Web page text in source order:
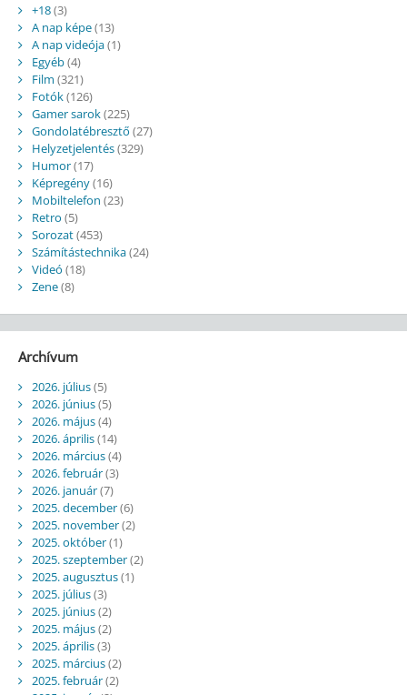
+18(3)
A nap képe(13)
A nap videója(1)
Egyéb(4)
Film (321)
Fotók(126)
Gamer sarok(225)
Gondolatébresztő (27)
Helyzetjelentés(329)
Humor(17)
Képregény(16)
Mobiltelefon (23)
Retro (5)
Sorozat(453)
Számítástechnika(24)
Videó (18)
Zene(8)
Archívum
2026. július(5)
2026. június(5)
2026. május(4)
2026. április(14)
2026. március(4)
2026. február(3)
2026. január(7)
2025. december(6)
2025. november(2)
2025. október(1)
2025. szeptember(2)
2025. augusztus(1)
2025. július(3)
2025. június(2)
2025. május(2)
2025. április(3)
2025. március(2)
2025. február(2)